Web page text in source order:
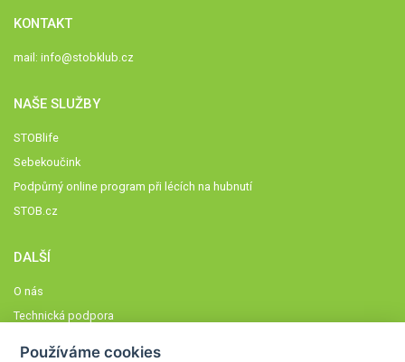
KONTAKT
mail: info@stobklub.cz
NAŠE SLUŽBY
STOBlife
Sebekoučink
Podpůrný online program při lécích na hubnutí
STOB.cz
DALŠÍ
O nás
Technická podpora
Používáme cookies